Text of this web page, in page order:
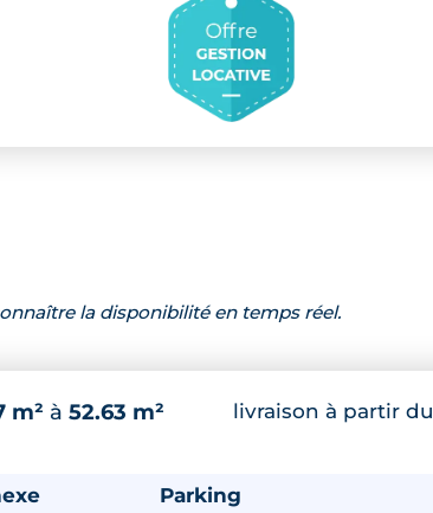
la disponibilité en temps réel.
m² à 52.63 m² livraison à partir du
Parking